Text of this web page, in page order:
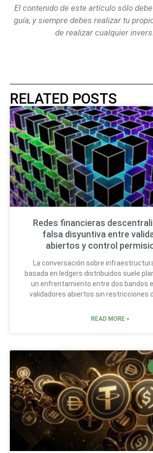
El contenido de este artículo sólo
guía, y siempre debes realizar tu
de realizar cualquier
RELATED POSTS
Redes financieras
falsa disyuntiva entre
abiertos y control
La conversación sobre
basada en ledgers distribuidos suele
un enfrentamiento entre dos bandos
validadores abiertos sin restricciones
READ MORE »